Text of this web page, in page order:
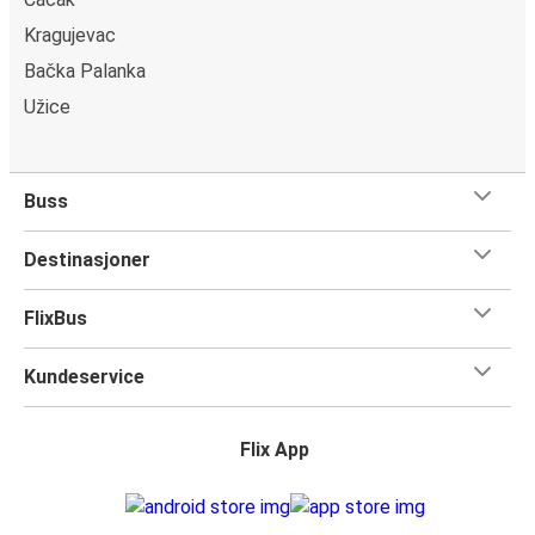
Kragujevac
Bačka Palanka
Užice
Buss
Destinasjoner
FlixBus
Kundeservice
Flix App